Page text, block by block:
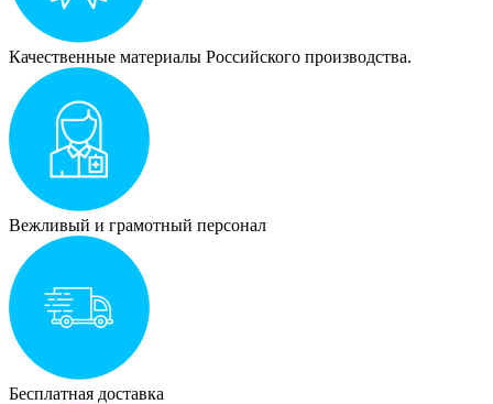
Качественные материалы Российского производства.
Вежливый и грамотный персонал
Бесплатная доставка